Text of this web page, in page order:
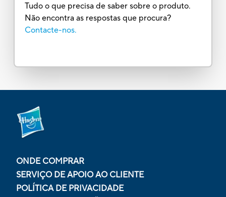
Tudo o que precisa de saber sobre o produto.
Não encontra as respostas que procura?
Contacte-nos.
ONDE COMPRAR
SERVIÇO DE APOIO AO CLIENTE
POLÍTICA DE PRIVACIDADE